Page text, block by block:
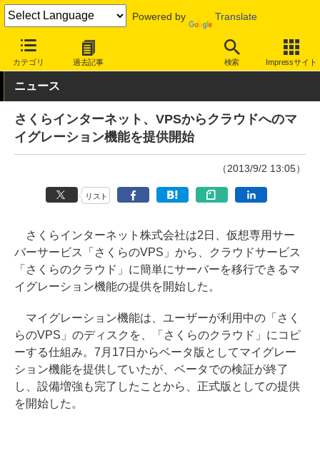
Powered by Translate
カテゴリ 過去記事 検索 Impressサイト
INTERNET Watch サービス/ソフト サービス レンタルサーバ
ニュース
さくらインターネット、VPSからクラウドへのマ
イグレーション機能を提供開始
（2013/9/2 13:05）
リスト
さくらインターネット株式会社は2日、仮想専用サー
バーサービス「さくらのVPS」から、クラウドサービス
「さくらのクラウド」に簡単にサーバーを移行できるマ
イグレーション機能の提供を開始した。
マイグレーション機能は、ユーザーが利用中の「さく
らのVPS」のディスクを、「さくらのクラウド」にコピ
ーする仕組み。7月17日からベータ版としてマイグレー
ション機能を提供していたが、ベータでの検証が終了
し、設備増強も完了したことから、正式版としての提供
を開始した。